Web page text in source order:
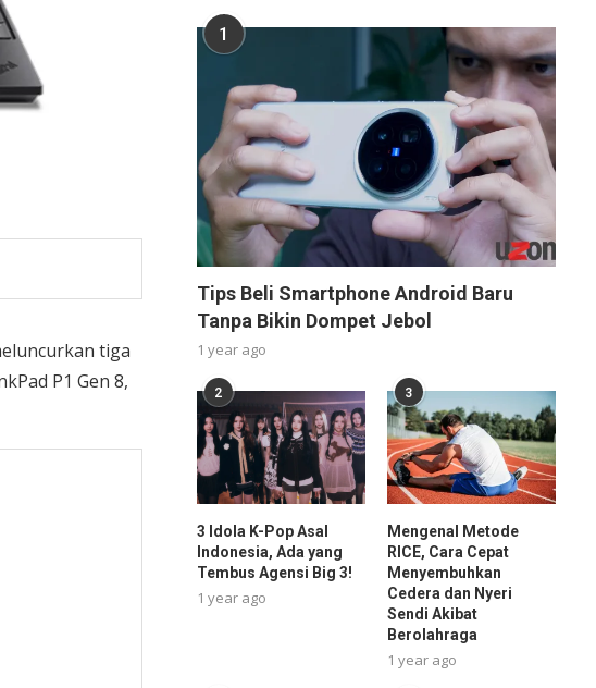
tiga
P1 Gen 8,
1
Tips Beli Smartphone Android Baru
Tanpa Bikin Dompet Jebol
1 year ago
2
3 Idola K-Pop Asal
Indonesia, Ada yang
Tembus Agensi Big 3!
1 year ago
3
Mengenal Metode
RICE, Cara Cepat
Menyembuhkan
Cedera dan Nyeri
Sendi Akibat
Berolahraga
1 year ago